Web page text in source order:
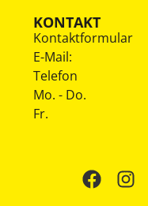
KONTAKT
Kontaktformular
E-Mail:
Telefon
Mo. - Do.
Fr.